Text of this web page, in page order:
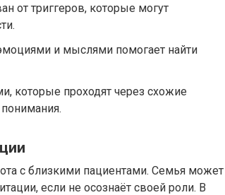
от триггеров, которые могут
и мыслями помогает найти
которые проходят через схожие
с близкими пациентами. Семья может
если не осознаёт своей роли. В